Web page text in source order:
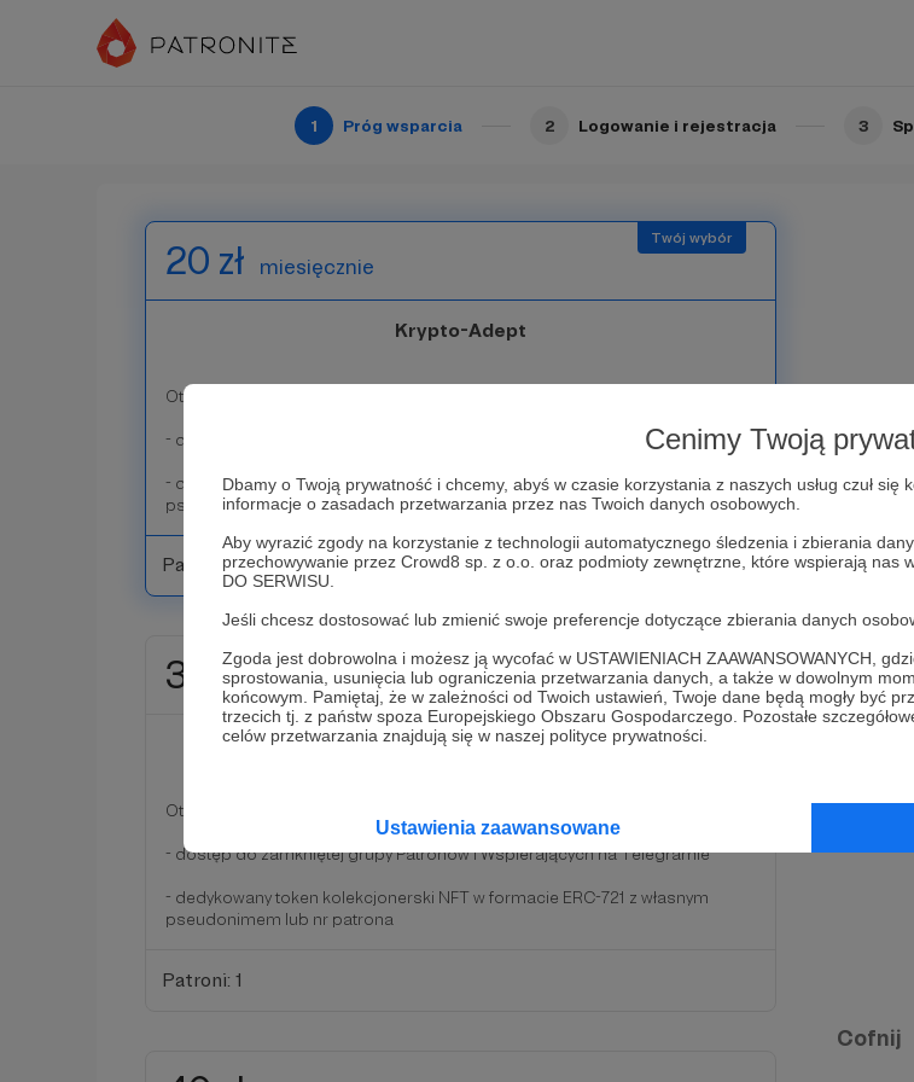
Cenimy Twoją
Dbamy o Twoją prywatność i chcemy, abyś w czasie korzystania z naszych usług czuł
informacje o zasadach przetwarzania przez nas Twoich danych osobowych.
Aby wyrazić zgody na korzystanie z technologii automatycznego śledzenia i zbierania
przechowywanie przez Crowd8 sp. z o.o. oraz podmioty zewnętrzne, które wspierają nas
DO SERWISU.
Jeśli chcesz dostosować lub zmienić swoje preferencje dotyczące zbierania danych
Zgoda jest dobrowolna i możesz ją wycofać w USTAWIENIACH ZAAWANSOWANYCH,
sprostowania, usunięcia lub ograniczenia przetwarzania danych, a także w dowolnym
końcowym. Pamiętaj, że w zależności od Twoich ustawień, Twoje dane będą mogły być
trzecich tj. z państw spoza Europejskiego Obszaru Gospodarczego. Pozostałe
celów przetwarzania znajdują się w naszej polityce prywatności.
Ustawienia zaawansowane
1 Próg wsparcia 2 Logowanie i rejestracja 3
20 zł miesięcznie
Krypto-Adept
Otrzymuje:
- dostęp do zamkniętej grupy Patronów i Wspierających na Telegramie
- dedykowany token kolekcjonerski NFT w formacie ERC-721 z własnym
pseudonimem lub nr patrona
Patroni: 3
30 zł miesięcznie
Krypto-Entuzjasta
Otrzymuje:
- dostęp do zamkniętej grupy Patronów i Wspierających na Telegramie
- dedykowany token kolekcjonerski NFT w formacie ERC-721 z własnym
pseudonimem lub nr patrona
Patroni: 1
Cofnij